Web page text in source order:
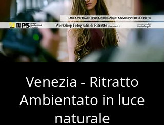
Venezia - Ritratto
Ambientato in luce
naturale